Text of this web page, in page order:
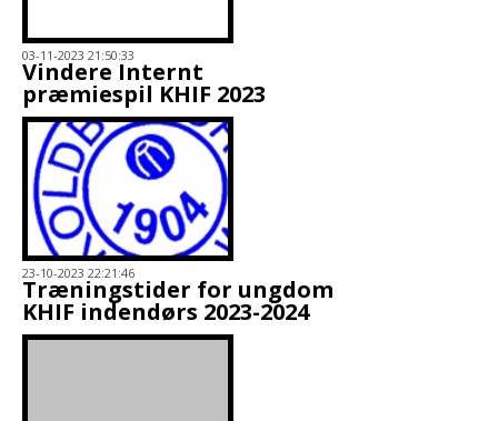
03-11-2023 21:50:33
Vindere Internt
præmiespil KHIF 2023
23-10-2023 22:21:46
Træningstider for ungdom
KHIF indendørs 2023-2024